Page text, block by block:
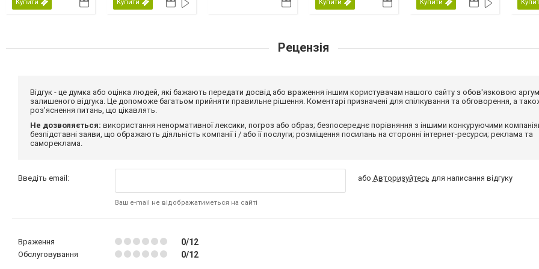
Купити Купити Купити
Купити
Рецензія
Відгук - це думка або оцінка людей, які бажають передати досвід або враження іншим користувачам нашого сайту з обов'язковою
залишеного відгука. Це допоможе багатьом прийняти правильне рішення. Коментарі призначені для спілкування та обговорення, а
роз'яснення питань, що цікавлять.
Не дозволяється: використання ненормативної лексики, погроз або образ; безпосереднє порівняння з іншими конкуруючими
безпідставні заяви, що ображають діяльність компанії і / або її послуги; розміщення посилань на сторонні інтернет-ресурси; реклама та
самореклама.
Введіть email:
Ваш e-mail не відображатиметься на сайті
або Авторизуйтесь для написання відгуку
Враження 0/12
Обслуговування 0/12